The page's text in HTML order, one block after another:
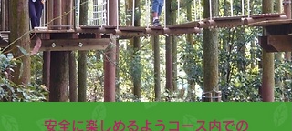
安全に楽しめるようコース内での